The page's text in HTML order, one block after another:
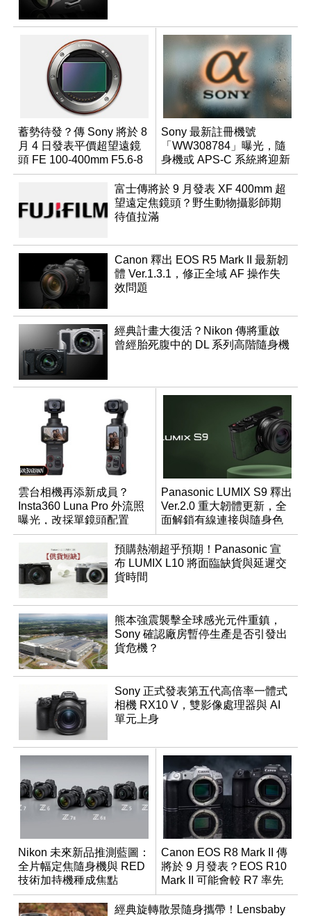
蓄勢待發？傳 Sony 將於 8
月 4 日發表平價超望遠鏡
頭 FE 100-400mm F5.6-8
Sony 最新註冊機號
「WW308784」曝光，隨
身機或 APS-C 系統將迎新
成員？
富士傳將於 9 月發表 XF 400mm 超
望遠定焦鏡頭？野生動物攝影師期
待值拉滿
Canon 釋出 EOS R5 Mark II 最新韌
體 Ver.1.3.1，修正全域 AF 操作失
效問題
經典計畫大復活？Nikon 傳將重啟
曾經胎死腹中的 DL 系列高階隨身機
雲台相機再添新成員？
Insta360 Luna Pro 外流照
曝光，改採單鏡頭配置
Panasonic LUMIX S9 釋出
Ver.2.0 重大韌體更新，全
面解鎖有線連接與隨身色
調編輯
預購熱潮超乎預期！Panasonic 宣
布 LUMIX L10 將面臨缺貨與延遲交
貨時間
熊本強震襲擊全球感光元件重鎮，
Sony 確認廠房暫停生產是否引發出
貨危機？
Sony 正式發表第五代高倍率一體式
相機 RX10 V，雙影像處理器與 AI
單元上身
Nikon 未來新品推測藍圖：
全片幅定焦隨身機與 RED
技術加持機種成焦點
Canon EOS R8 Mark II 傳
將於 9 月發表？EOS R10
Mark II 可能會較 R7 率先
推出
經典旋轉散景隨身攜帶！Lensbaby